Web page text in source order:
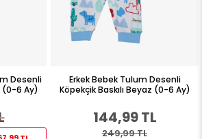
Desenli
(0-6 Ay)
Erkek Bebek Tulum Desenli
Köpekçik Baskılı Beyaz (0-6 Ay)
144,99 TL
249,99 TL